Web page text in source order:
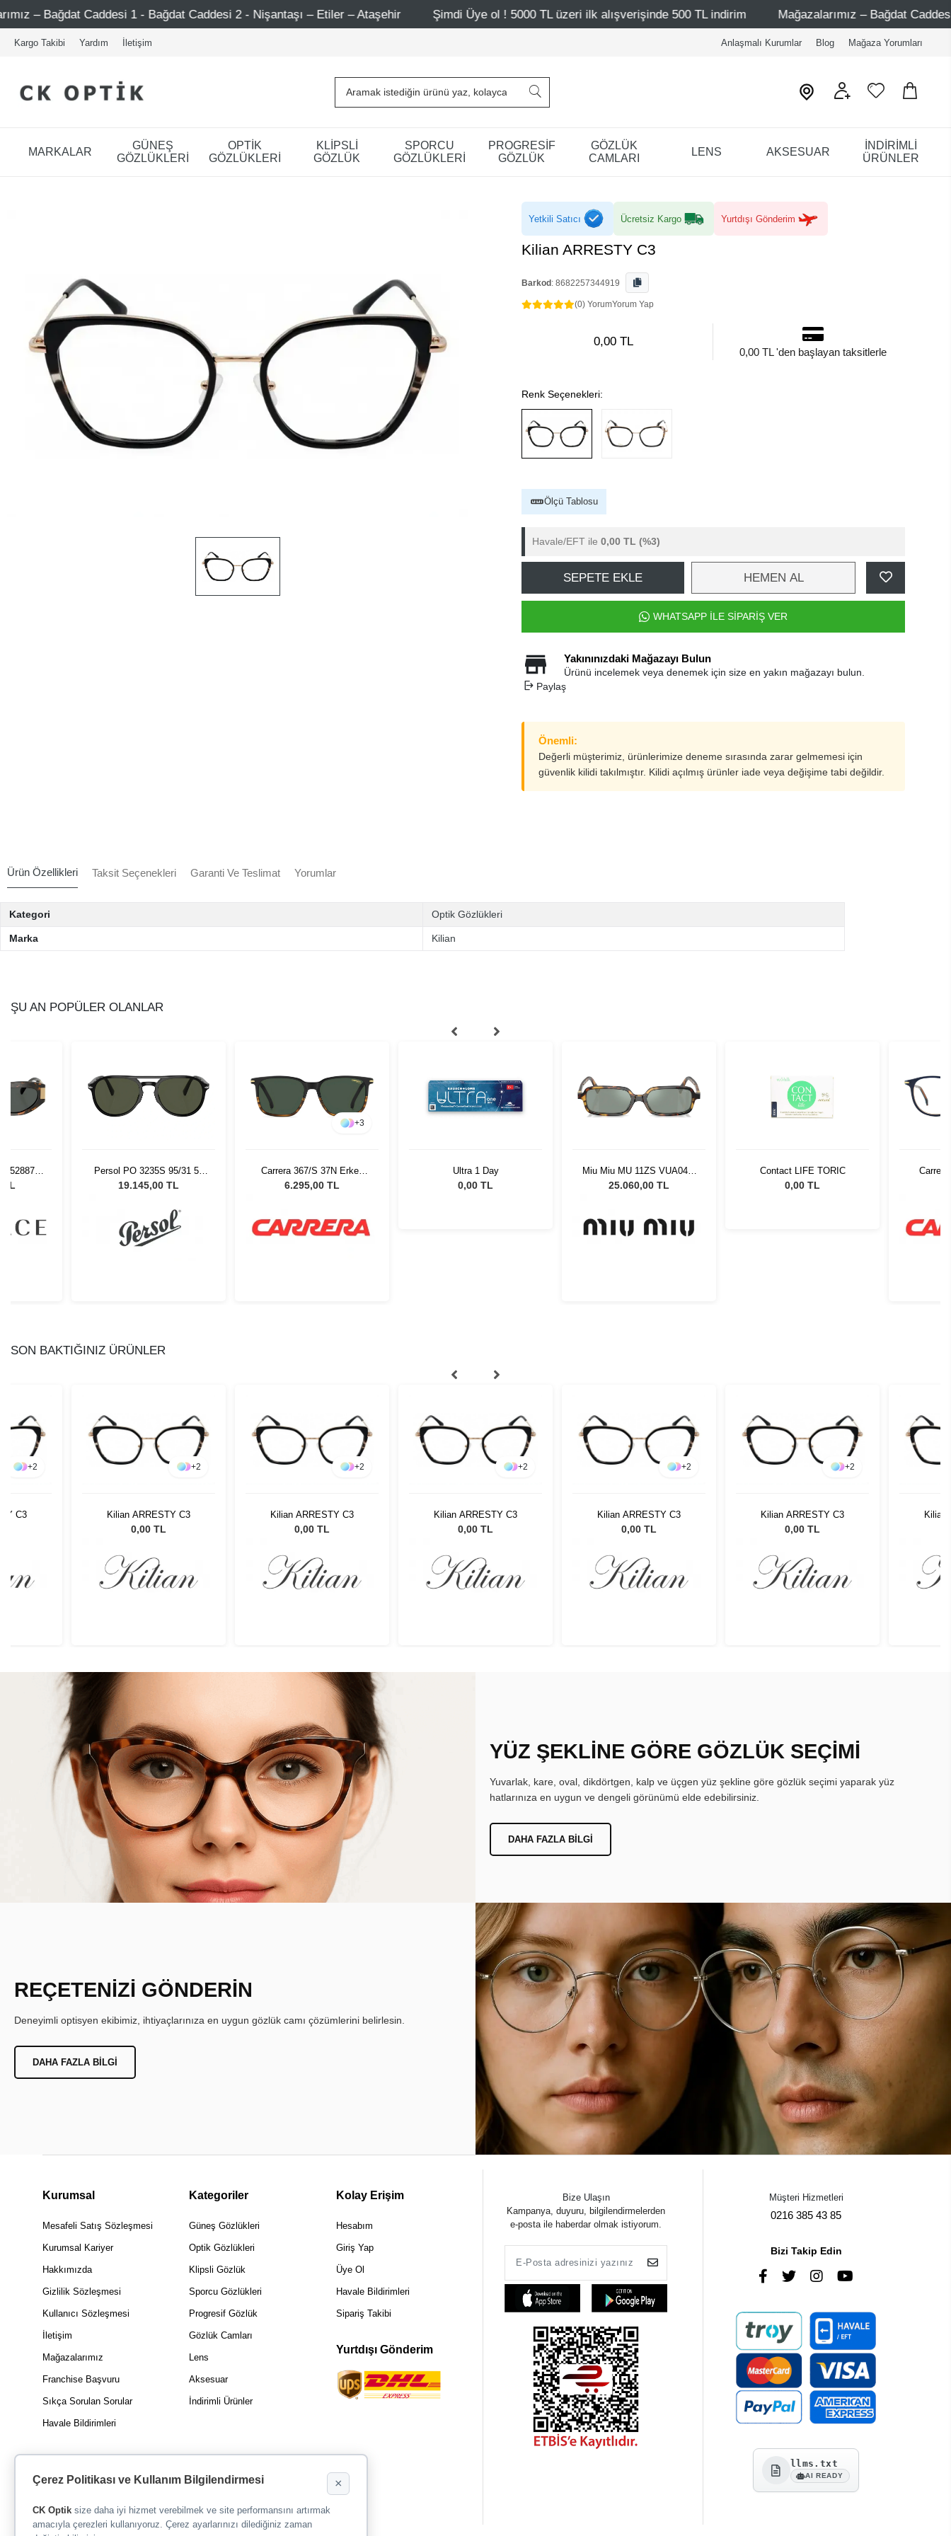
Caddesi 1 - Bağdat Caddesi 2 - Nişantaşı – Etiler – Ataşehir Şimdi Üye ol ! 5000 TL üzeri ilk alışverişinde 500 TL indirim Mağazalarımız – Bağdat Caddesi 1 -
Kargo Takibi Yardım İletişim Anlaşmalı Kurumlar Blog Mağaza Yorumları
MARKALAR
GÜNEŞ
GÖZLÜKLERİ
OPTİK
GÖZLÜKLERİ
KLİPSLİ
GÖZLÜK
SPORCU
GÖZLÜKLERİ
PROGRESİF
GÖZLÜK
GÖZLÜK
CAMLARI
LENS AKSESUAR
İNDİRİMLİ
ÜRÜNLER
Yetkili Satıcı Ücretsiz Kargo Yurtdışı Gönderim
Kilian ARRESTY C3
Barkod : 8682257344919
(0) YorumYorum Yap
0,00 TL
0,00 TL 'den başlayan taksitlerle
Renk Seçenekleri:
Ölçü Tablosu
Havale/EFT ile 0,00 TL (%3)
SEPETE EKLE HEMEN AL
WHATSAPP İLE SİPARİŞ VER
Yakınınızdaki Mağazayı Bulun
Ürünü incelemek veya denemek için size en yakın mağazayı bulun.
Paylaş
Önemli:
Değerli müşterimiz, ürünlerimize deneme sırasında zarar gelmemesi için
güvenlik kilidi takılmıştır. Kilidi açılmış ürünler iade veya değişime tabi değildir.
Ürün Özellikleri Taksit Seçenekleri Garanti Ve Teslimat Yorumlar
Kategori Optik Gözlükleri
Marka Kilian
ŞU AN POPÜLER OLANLAR
552887 -
TL
Persol PO 3235S 95/31 55
Unisex Güneş Gözlüğü
19.145,00 TL
+3
Carrera 367/S 37N Erkek
Güneş Gözlüğü
6.295,00 TL
Ultra 1 Day
0,00 TL
Miu Miu MU 11ZS VUA04M
51 Kadın Güneş Gözlüğü
25.060,00 TL
Contact LIFE TORIC
0,00 TL
SON BAKTIĞINIZ ÜRÜNLER
+2
C3
+2
Kilian ARRESTY C3
0,00 TL
+2
Kilian ARRESTY C3
0,00 TL
+2
Kilian ARRESTY C3
0,00 TL
+2
Kilian ARRESTY C3
0,00 TL
+2
Kilian ARRESTY C3
0,00 TL
Kilian
YÜZ ŞEKLİNE GÖRE GÖZLÜK SEÇİMİ
Yuvarlak, kare, oval, dikdörtgen, kalp ve üçgen yüz şekline göre gözlük seçimi yaparak yüz
hatlarınıza en uygun ve dengeli görünümü elde edebilirsiniz.
DAHA FAZLA BILGI
REÇETENİZİ GÖNDERİN
Deneyimli optisyen ekibimiz, ihtiyaçlarınıza en uygun gözlük camı çözümlerini belirlesin.
DAHA FAZLA BILGI
Kurumsal
Mesafeli Satış Sözleşmesi
Kurumsal Kariyer
Hakkımızda
Gizlilik Sözleşmesi
Kullanıcı Sözleşmesi
İletişim
Mağazalarımız
Franchise Başvuru
Sıkça Sorulan Sorular
Havale Bildirimleri
Kategoriler
Güneş Gözlükleri
Optik Gözlükleri
Klipsli Gözlük
Sporcu Gözlükleri
Progresif Gözlük
Gözlük Camları
Lens
Aksesuar
İndirimli Ürünler
Kolay Erişim
Hesabım
Giriş Yap
Üye Ol
Havale Bildirimleri
Sipariş Takibi
Yurtdışı Gönderim
Bize Ulaşın
Kampanya, duyuru, bilgilendirmelerden
e-posta ile haberdar olmak istiyorum.
Müşteri Hizmetleri
0216 385 43 85
Bizi Takip Edin
llms.txt
AI READY
Çerez Politikası ve Kullanım Bilgilendirmesi ×
CK Optik size daha iyi hizmet verebilmek ve site performansını artırmak
amacıyla çerezleri kullanıyoruz. Çerez ayarlarınızı dilediğiniz zaman